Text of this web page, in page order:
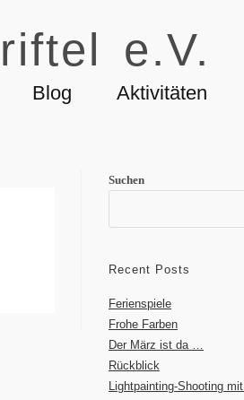
e.V.
Blog Aktivitäten
Suchen
Recent Posts
Ferienspiele
Frohe Farben
Der März ist da …
Rückblick
Lightpainting-Shooting